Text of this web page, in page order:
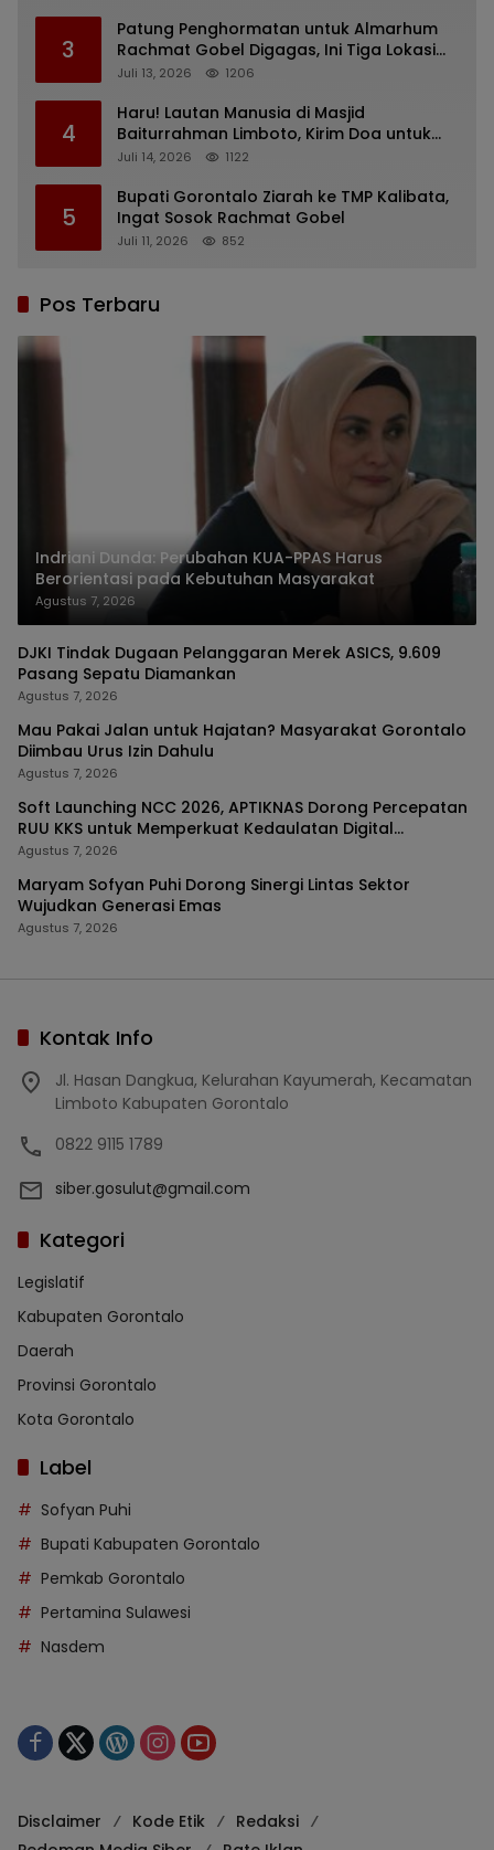
3
Patung Penghormatan untuk Almarhum
Rachmat Gobel Digagas, Ini Tiga Lokasi
yang Diusulkan
Juli 13, 2026 1206
4
Haru! Lautan Manusia di Masjid
Baiturrahman Limboto, Kirim Doa untuk
Almarhum Rachmat Gobel
Juli 14, 2026 1122
5
Bupati Gorontalo Ziarah ke TMP Kalibata,
Ingat Sosok Rachmat Gobel
Juli 11, 2026 852
Pos Terbaru
Indriani Dunda: Perubahan KUA-PPAS Harus
Berorientasi pada Kebutuhan Masyarakat
Agustus 7, 2026
DJKI Tindak Dugaan Pelanggaran Merek ASICS, 9.609
Pasang Sepatu Diamankan
Agustus 7, 2026
Mau Pakai Jalan untuk Hajatan? Masyarakat Gorontalo
Diimbau Urus Izin Dahulu
Agustus 7, 2026
Soft Launching NCC 2026, APTIKNAS Dorong Percepatan
RUU KKS untuk Memperkuat Kedaulatan Digital
Indonesia
Agustus 7, 2026
Maryam Sofyan Puhi Dorong Sinergi Lintas Sektor
Wujudkan Generasi Emas
Agustus 7, 2026
Kontak Info
Jl. Hasan Dangkua, Kelurahan Kayumerah, Kecamatan
Limboto Kabupaten Gorontalo
0822 9115 1789
siber.gosulut@gmail.com
Kategori
Legislatif
Kabupaten Gorontalo
Daerah
Provinsi Gorontalo
Kota Gorontalo
Label
Sofyan Puhi
Bupati Kabupaten Gorontalo
Pemkab Gorontalo
Pertamina Sulawesi
Nasdem
Disclaimer Kode Etik
Redaksi